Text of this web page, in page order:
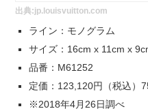
出典:jp.louisvuitton.com
ライン：モノグラム
サイズ：16cm x 11cm x
品番：M61252
定価：123,120円（税込）
※2018年4月26日調べ